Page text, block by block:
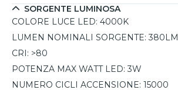
SORGENTE LUMINOSA
COLORE LUCE LED: 4000K
LUMEN NOMINALI SORGENTE: 380LM
CRI: >80
POTENZA MAX WATT LED: 3W
NUMERO CICLI ACCENSIONE: 15000